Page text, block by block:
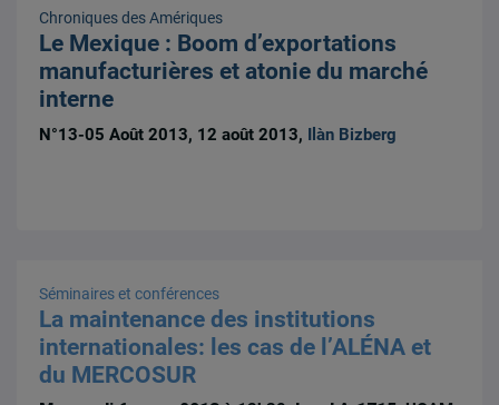
Chroniques des Amériques
Le Mexique : Boom d’exportations
manufacturières et atonie du marché
interne
N°13-05 Août 2013, 12 août 2013, Ilàn Bizberg
Séminaires et conférences
La maintenance des institutions
internationales: les cas de l’ALÉNA et
du MERCOSUR